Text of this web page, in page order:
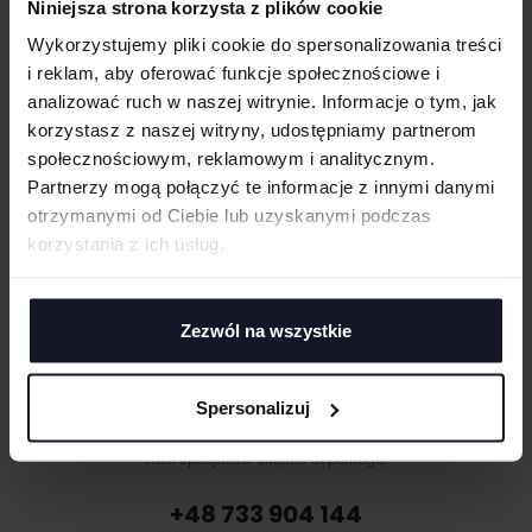
Niniejsza strona korzysta z plików cookie
Wykorzystujemy pliki cookie do spersonalizowania treści
i reklam, aby oferować funkcje społecznościowe i
analizować ruch w naszej witrynie. Informacje o tym, jak
korzystasz z naszej witryny, udostępniamy partnerom
społecznościowym, reklamowym i analitycznym.
Partnerzy mogą połączyć te informacje z innymi danymi
otrzymanymi od Ciebie lub uzyskanymi podczas
korzystania z ich usług.
Zezwól na wszystkie
Spersonalizuj
GRAMATURA I SKŁAD
CERTYFIKATY
TECHNIKI ZDOBIENIA
Haft komputerowy
Haft komputerowy to technologia pozwalająca wykonywać zdobienia
poliestrowymi nićmi za pomocą specjalnych maszyn haftujących. W
Sitodruk
Sitodruk to technika znakowania, która wygrywa trwałością i ceną przy
większych seriach. Idealny do koszulek, bluz i odzieży firmowej,
eventowej oraz merchu.
Zdobienie przy pomocy folii flex lub flock pozwala na aplikację
materiału wyciętego przez ploter bezpośrednio na odzieży, koszulkach,
torbach, parasolach, odzieży roboczej i innych tekstyliach.
Druk cyfrowy (DTG - Direct to Gourment) to metoda zdobienia,
DOSTAWA I PŁATNOŚĆ
UWAGI
ANULUJ
MASZ PYTANIA? ZAPYTAJ SPECJALISTĘ
Jeśli masz pytania odnośnie naszych produktów, zdobień lub współpracy,
nasi specjaliści chętnie Ci pomogą.
+48 733 904 144